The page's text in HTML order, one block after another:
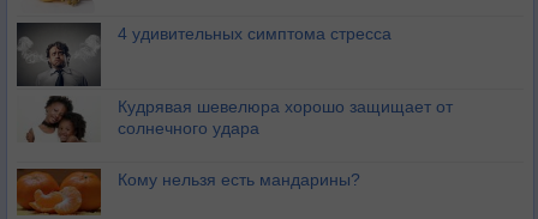
4 удивительных симптома стресса
Кудрявая шевелюра хорошо защищает от
солнечного удара
Кому нельзя есть мандарины?